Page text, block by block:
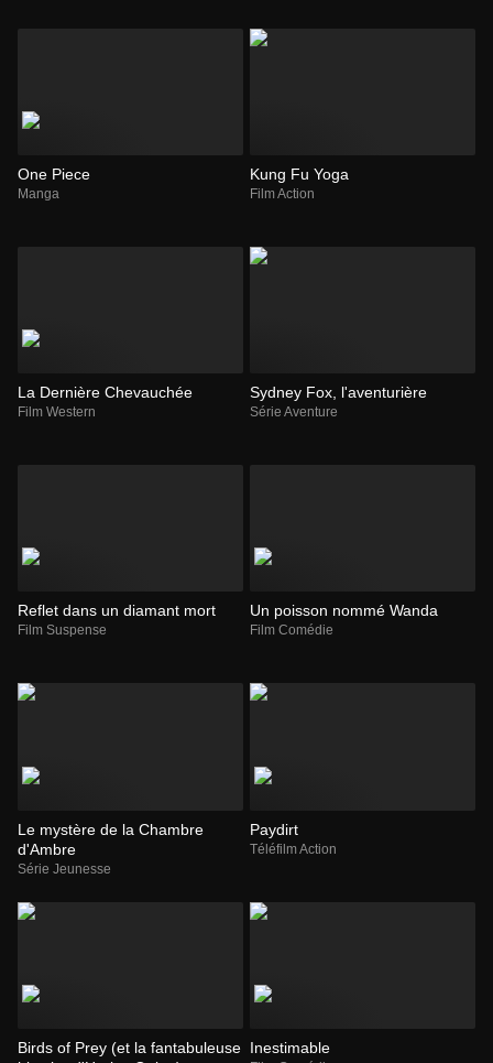
One Piece
Manga
Kung Fu Yoga
Film Action
La Dernière Chevauchée
Film Western
Sydney Fox, l'aventurière
Série Aventure
Reflet dans un diamant mort
Film Suspense
Un poisson nommé Wanda
Film Comédie
Le mystère de la Chambre
d'Ambre
Série Jeunesse
Paydirt
Téléfilm Action
Birds of Prey (et la fantabuleuse Inestimable